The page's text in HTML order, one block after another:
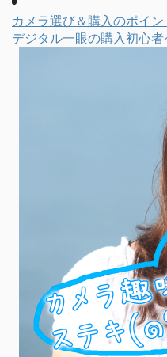
カメラ選び＆購入のポイン
デジタル一眼の購入初心